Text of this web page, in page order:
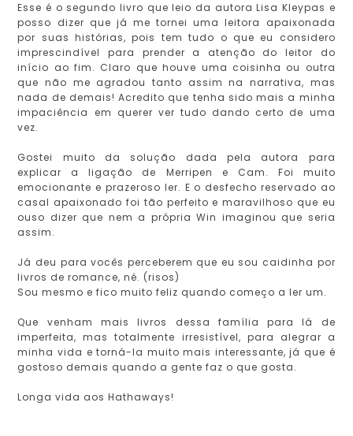
Esse é o segundo livro que leio da autora Lisa Kleypas e
posso dizer que já me tornei uma leitora apaixonada
por suas histórias, pois tem tudo o que eu considero
imprescindível para prender a atenção do leitor do
início ao fim. Claro que houve uma coisinha ou outra
que não me agradou tanto assim na narrativa, mas
nada de demais! Acredito que tenha sido mais a minha
impaciência em querer ver tudo dando certo de uma
vez.
Gostei muito da solução dada pela autora para
explicar a ligação de Merripen e Cam. Foi muito
emocionante e prazeroso ler. E o desfecho reservado ao
casal apaixonado foi tão perfeito e maravilhoso que eu
ouso dizer que nem a própria Win imaginou que seria
assim.
Já deu para vocês perceberem que eu sou caidinha por
livros de romance, né. (risos)
Sou mesmo e fico muito feliz quando começo a ler um.
Que venham mais livros dessa família para lá de
imperfeita, mas totalmente irresistível, para alegrar a
minha vida e torná-la muito mais interessante, já que é
gostoso demais quando a gente faz o que gosta.
Longa vida aos Hathaways!